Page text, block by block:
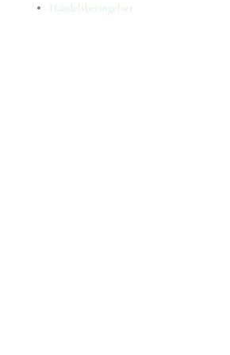
Handelsbetingelser